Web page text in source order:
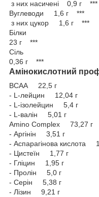
з них насичені 0,9 г ***
Вуглеводи 1,6 г ***
з них цукор 1,6 г ***
Білки
23 г ***
Сіль
0,36 г ***
Амінокислотний
ВСАА 22,5 г
- L-лейцин 12,04 г
- L-ізолейцин 5,4 г
- L-валін 5,01 г
Amino Complex 73,27 г
- Аргінін 3,51 г
- Аспарагінова кислота
- Цистеїн 1,77 г
- Гліцин 1,95 г
- Пролін 5,0 г
- Серін 5,38 г
- Лізин 9,21 г